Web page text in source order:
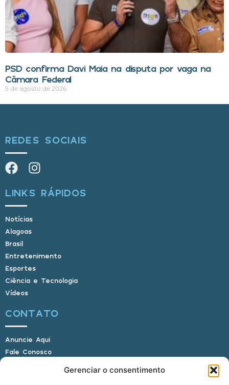
Gerenciar o consentimento
PSD confirma Davi Maia na disputa por vaga na
Câmara Federal
5 de agosto de 2026
REDES SOCIAIS
LINKS RÁPIDOS
Notícias
Alagoas
Brasil
Entretenimento
Esportes
Ciência e Tecnologia
Vídeos
CONTATO
Anuncie Aqui
Fale Conosco